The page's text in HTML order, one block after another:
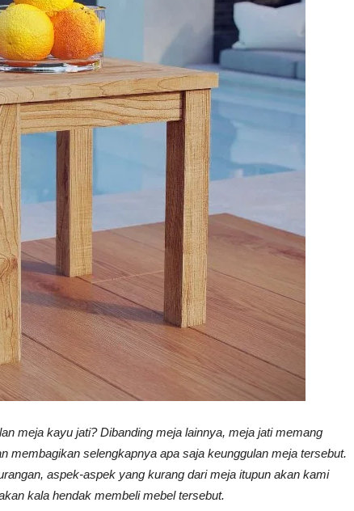
meja kayu jati? Dibanding meja lainnya, meja jati memang
membagikan selengkapnya apa saja keunggulan meja tersebut.
aspek-aspek yang kurang dari meja itupun akan kami
kala hendak membeli mebel tersebut.